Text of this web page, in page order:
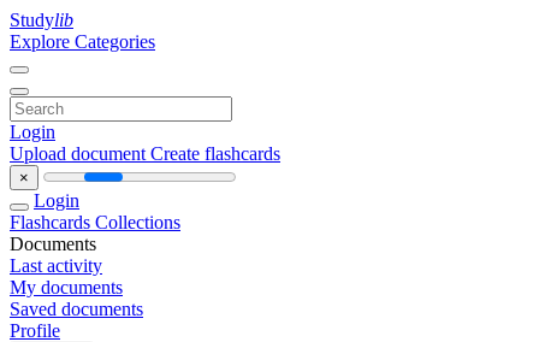
Studylib
Explore Categories
Login
Upload document Create flashcards
×
Login
Flashcards Collections
Documents
Last activity
My documents
Saved documents
Profile